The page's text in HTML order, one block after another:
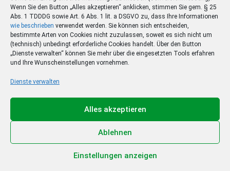
Wenn Sie den Button „Alles akzeptieren“ anklicken, stimmen Sie gem. § 25
Abs. 1 TDDDG sowie Art. 6 Abs. 1 lit. a DSGVO zu, dass Ihre Informationen
wie beschrieben verwendet werden. Sie können sich entscheiden,
bestimmte Arten von Cookies nicht zuzulassen, soweit es sich nicht um
(technisch) unbedingt erforderliche Cookies handelt. Über den Button
„Dienste verwalten“ können Sie mehr über die eingesetzten Tools erfahren
und Ihre Wunscheinstellungen vornehmen.
Dienste verwalten
Alles akzeptieren
Ablehnen
Einstellungen anzeigen
Suhler Verlagsgesellschaft mbH & Co. KG
Geschäftsführer
Andreas Heinkel
Verlagsleiter
Stephan Sohr (v.i.S.d.P.)
Redaktionsleitung Südthüringen
Olaf Amm, Markus Ermert
Chef vom Dienst